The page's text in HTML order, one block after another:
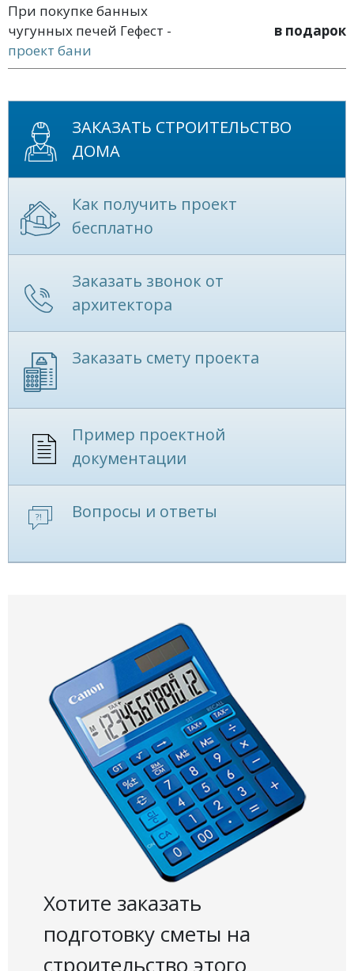
При покупке банных
чугунных печей Гефест -
проект бани
в подарок
ЗАКАЗАТЬ СТРОИТЕЛЬСТВО
ДОМА
Как получить проект
бесплатно
Заказать звонок от
архитектора
Заказать смету проекта
Пример проектной
документации
Вопросы и ответы
Хотите заказать
подготовку сметы на
строительство этого